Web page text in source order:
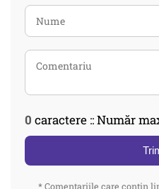
0 caractere :: Număr
* Comentariile care contin